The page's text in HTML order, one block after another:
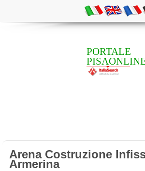
PORTALE
Arena Costruzione
Armerina